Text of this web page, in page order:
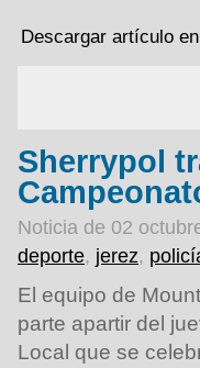
Descargar artículo
Sherrypol
Noticia de 02
deporte, jerez,
El equipo de
parte apartir del
Local que se